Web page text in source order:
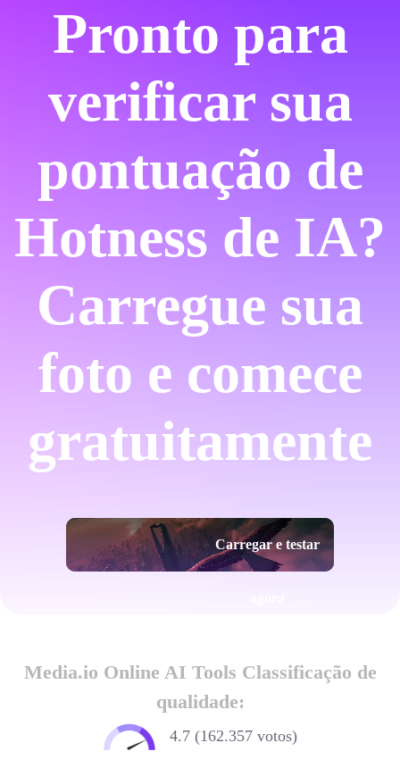
Pronto para
verificar sua
pontuação de
Hotness de IA?
Carregue sua
foto e comece
gratuitamente
Carregar e testar
Media.io Online AI Tools Classificação de
qualidade:
4.7 (162.357 votos)